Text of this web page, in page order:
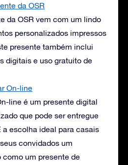
da OSR
da OSR vem com um lindo
personalizados impressos
presente também inclui
digitais e uso gratuito de
On-line
line é um presente digital
que pode ser entregue
a escolha ideal para casais
convidados um
um presente de